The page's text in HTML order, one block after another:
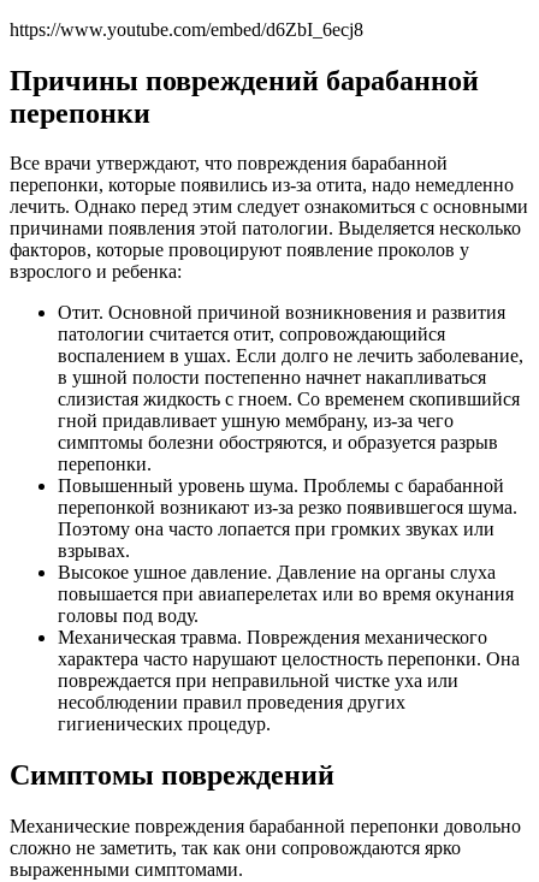
https://www.youtube.com/embed/d6ZbI_6ecj8
Причины повреждений барабанной
перепонки
Все врачи утверждают, что повреждения барабанной
перепонки, которые появились из-за отита, надо немедленно
лечить. Однако перед этим следует ознакомиться с основными
причинами появления этой патологии. Выделяется несколько
факторов, которые провоцируют появление проколов у
взрослого и ребенка:
Отит. Основной причиной возникновения и развития
патологии считается отит, сопровождающийся
воспалением в ушах. Если долго не лечить заболевание,
в ушной полости постепенно начнет накапливаться
слизистая жидкость с гноем. Со временем скопившийся
гной придавливает ушную мембрану, из-за чего
симптомы болезни обостряются, и образуется разрыв
перепонки.
Повышенный уровень шума. Проблемы с барабанной
перепонкой возникают из-за резко появившегося шума.
Поэтому она часто лопается при громких звуках или
взрывах.
Высокое ушное давление. Давление на органы слуха
повышается при авиаперелетах или во время окунания
головы под воду.
Механическая травма. Повреждения механического
характера часто нарушают целостность перепонки. Она
повреждается при неправильной чистке уха или
несоблюдении правил проведения других
гигиенических процедур.
Симптомы повреждений
Механические повреждения барабанной перепонки довольно
сложно не заметить, так как они сопровождаются ярко
выраженными симптомами.